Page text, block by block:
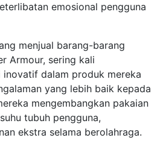
emosional pengguna
menjual barang-barang
Armour, sering kali
dalam produk mereka
yang lebih baik kepada
mengembangkan pakaian
tubuh pengguna,
ekstra selama berolahraga.